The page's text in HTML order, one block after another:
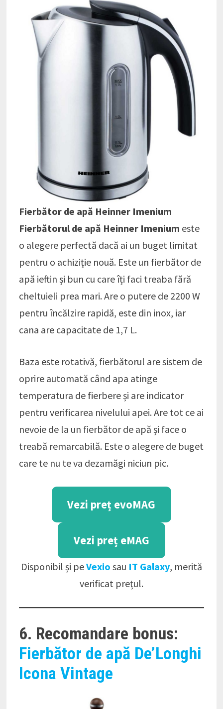
Fierbător de apă Heinner Imenium
Fierbătorul de apă Heinner Imenium este
o alegere perfectă dacă ai un buget limitat
pentru o achiziție nouă. Este un fierbător de
apă ieftin și bun cu care îți faci treaba fără
cheltuieli prea mari. Are o putere de 2200 W
pentru încălzire rapidă, este din inox, iar
cana are capacitate de 1,7 L.
Baza este rotativă, fierbătorul are sistem de
oprire automată când apa atinge
temperatura de fierbere și are indicator
pentru verificarea nivelului apei. Are tot ce ai
nevoie de la un fierbător de apă și face o
treabă remarcabilă. Este o alegere de buget
care te nu te va dezamăgi niciun pic.
Vezi preț evoMAG
Vezi preț eMAG
Disponibil și peVexio sau IT Galaxy, merită
verificat prețul.
6. Recomandare bonus:
Fierbător de apă De’Longhi
Icona Vintage